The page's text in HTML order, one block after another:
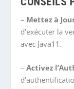
– Mettez à
d’exécuter la
avec Java11.
–Activez